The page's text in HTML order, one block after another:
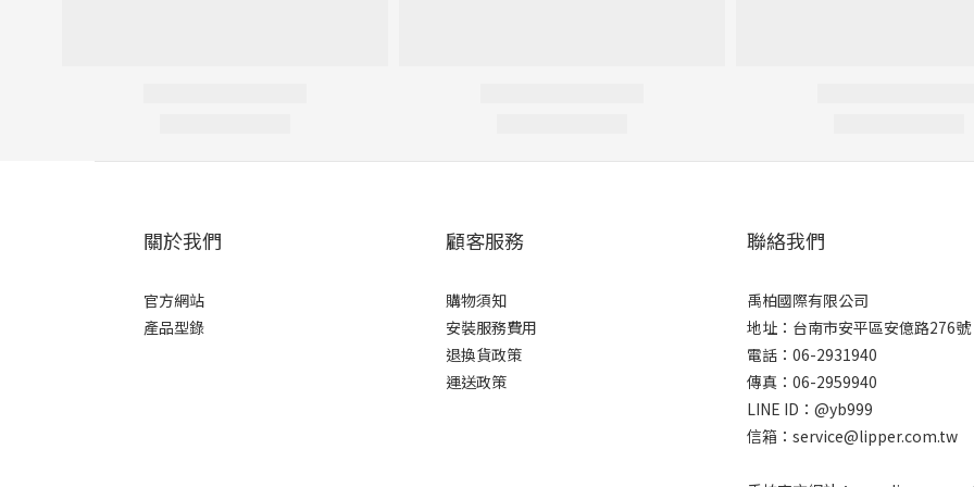
關於我們
官方網站
產品型錄
顧客服務
購物須知
安裝服務費用
退換貨政策
運送政策
聯絡我們
禹柏國際有限公司
地址：台南市安平區安億路276號
電話：06-2931940
傳真：06-2959940
LINE ID：@yb999
信箱：service@lipper.com.tw